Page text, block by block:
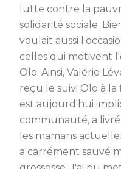
lutte contre la
solidarité sociale.
voulait aussi
celles qui motivent
Olo. Ainsi, Valérie
reçu le suivi Olo à la
est aujourd'hui
communauté, a
les mamans
a carrément sauvé